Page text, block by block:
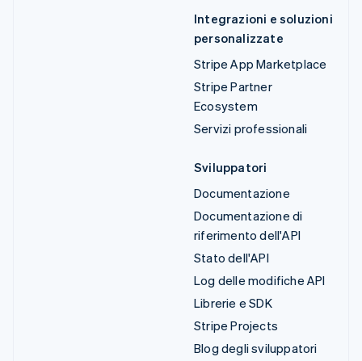
Integrazioni e soluzioni
personalizzate
Stripe App Marketplace
Stripe Partner
Ecosystem
Servizi professionali
Sviluppatori
Documentazione
Documentazione di
riferimento dell'API
Stato dell'API
Log delle modifiche API
Librerie e SDK
Stripe Projects
Blog degli sviluppatori